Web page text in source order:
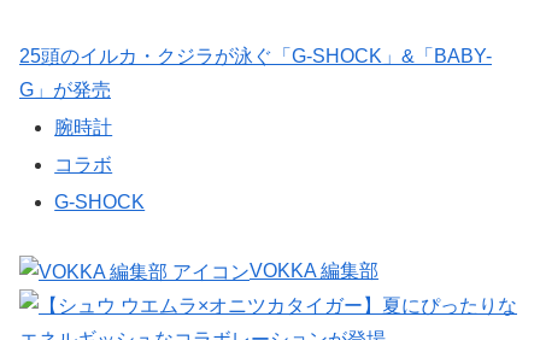
25頭のイルカ・クジラが泳ぐ「G-SHOCK」&「BABY-
G」が発売
腕時計
コラボ
G-SHOCK
VOKKA 編集部